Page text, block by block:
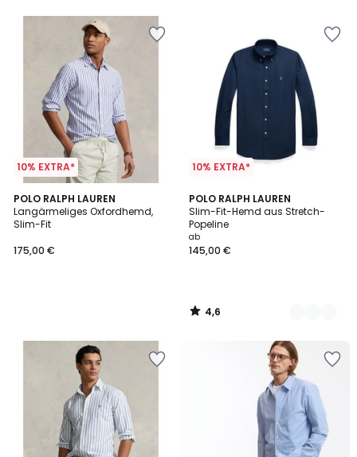
10% EXTRA*
POLO RALPH LAUREN
Langärmeliges Oxfordhemd,
Slim-Fit
175,00 €
10% EXTRA*
POLO RALPH LAUREN
Slim-Fit-Hemd aus Stretch-
Popeline
ab
145,00 €
4,6
/ 5
4
Farben
4,6
/